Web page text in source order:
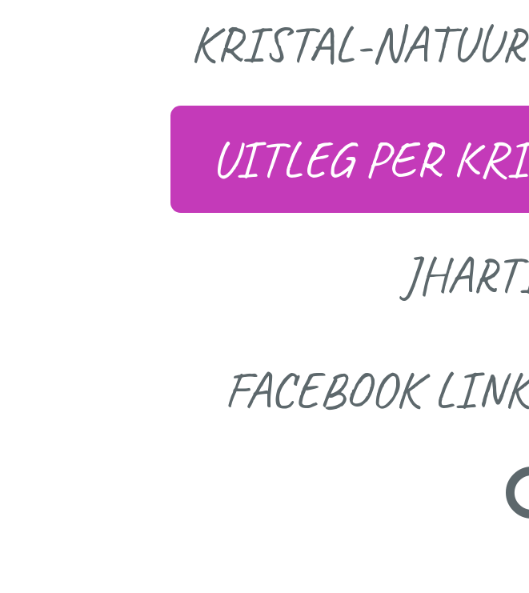
KRISTAL-
UITLEG PER
FACEBOOK